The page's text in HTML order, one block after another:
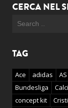
CERCA NEL
TAG
Ace adidas
Bundesliga
concept kit